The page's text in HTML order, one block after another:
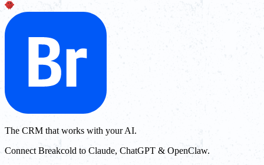
The CRM that works with your AI.
Connect Breakcold to Claude, ChatGPT & OpenClaw.